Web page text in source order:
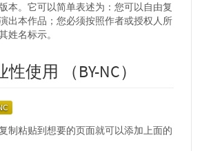
本。它可以简单表述为：您可以自由复
出本作品；您必须按照作者或授权人所
姓名标示。
使用 （BY-NC）
制粘贴到想要的页面就可以添加上面的